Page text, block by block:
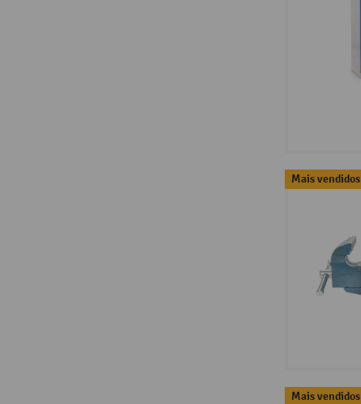
Mais vendidos
Mais vendidos